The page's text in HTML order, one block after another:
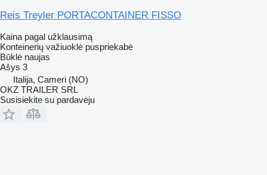
Reis Treyler PORTACONTAINER FISSO
Kaina pagal užklausimą
Konteinerių važiuoklė puspriekabė
Būklė naujas
Ašys 3
Italija, Cameri (NO)
OKZ TRAILER SRL
Susisiekite su pardavėju